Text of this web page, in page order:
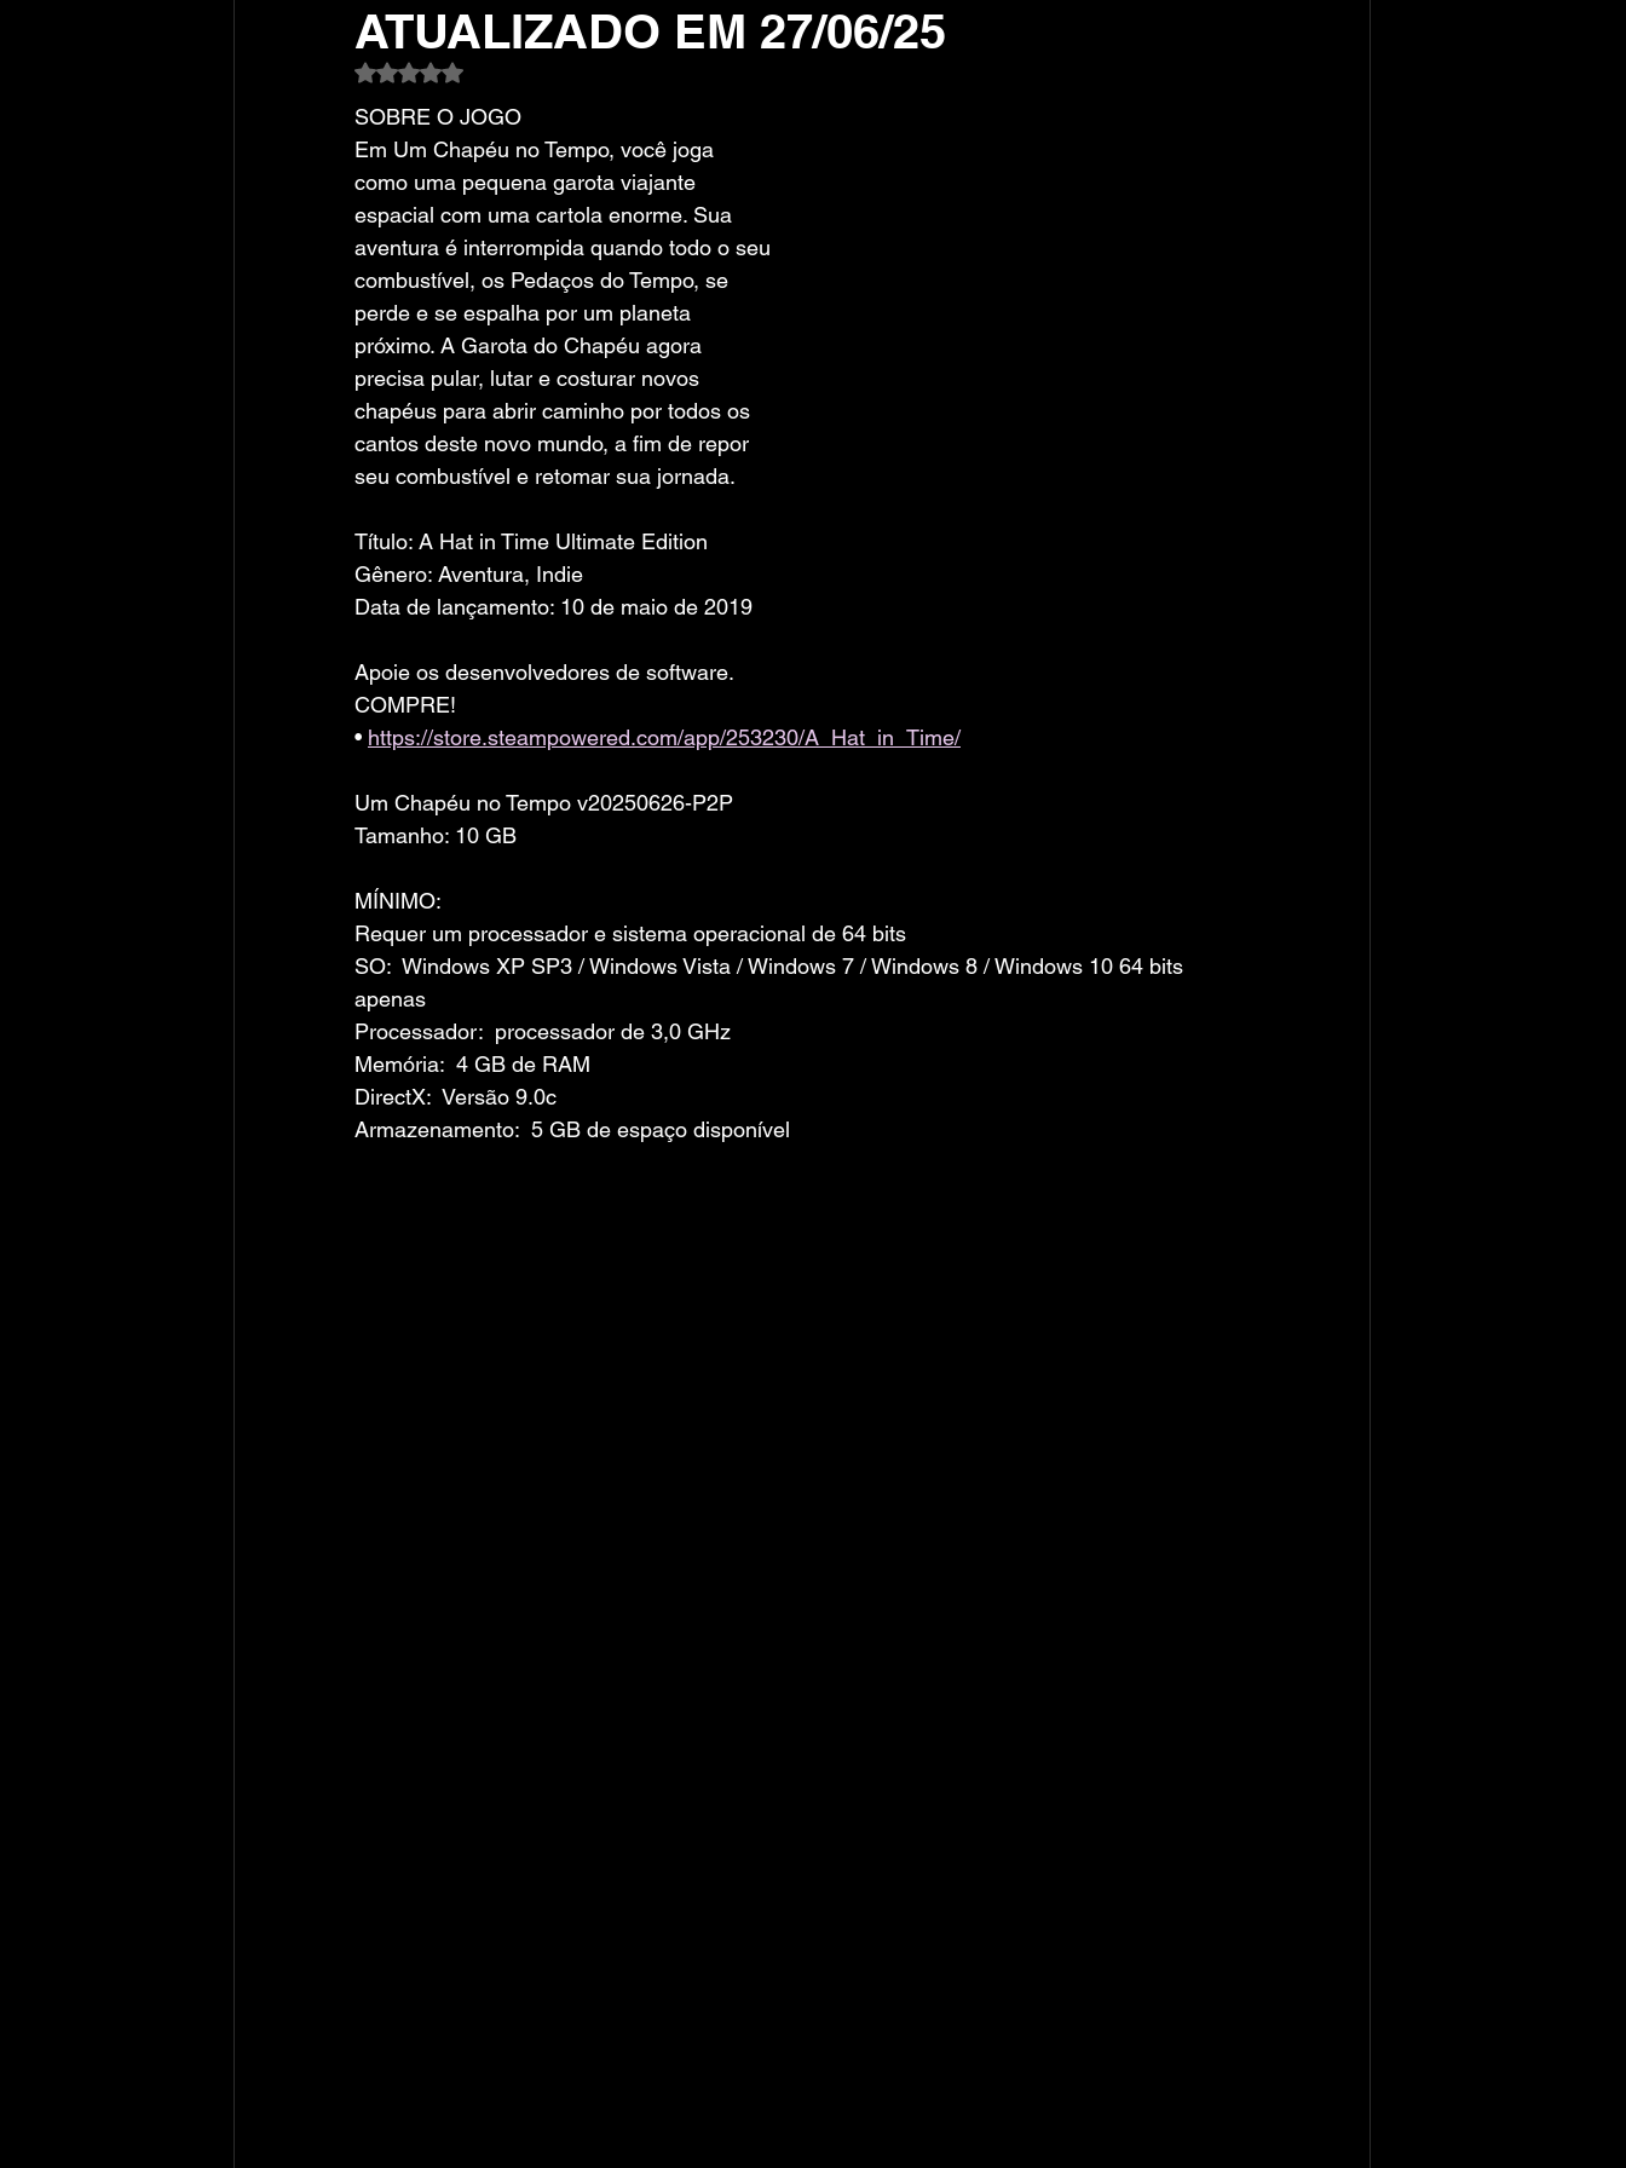
ATUALIZADO EM 27/06/25
Avaliado com NaN de 5 estrelas.
SOBRE O JOGO
Em Um Chapéu no Tempo, você joga
como uma pequena garota viajante
espacial com uma cartola enorme. Sua
aventura é interrompida quando todo o seu
combustível, os Pedaços do Tempo, se
perde e se espalha por um planeta
próximo. A Garota do Chapéu agora
precisa pular, lutar e costurar novos
chapéus para abrir caminho por todos os
cantos deste novo mundo, a fim de repor
seu combustível e retomar sua jornada.
Título: A Hat in Time Ultimate Edition
Gênero: Aventura, Indie
Data de lançamento: 10 de maio de 2019
Apoie os desenvolvedores de software.
COMPRE!
• https://store.steampowered.com/app/253230/A_Hat_in_Time/
Um Chapéu no Tempo v20250626-P2P
Tamanho: 10 GB
MÍNIMO:
Requer um processador e sistema operacional de 64 bits
SO:  Windows XP SP3 / Windows Vista / Windows 7 / Windows 8 / Windows 10 64 bits
apenas
Processador:  processador de 3,0 GHz
Memória:  4 GB de RAM
DirectX:  Versão 9.0c
Armazenamento:  5 GB de espaço disponível